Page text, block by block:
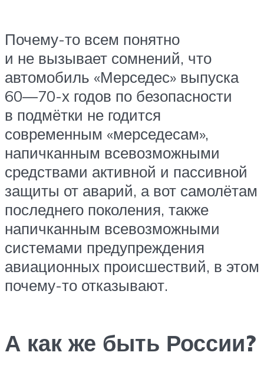
Почему-то всем понятно
и не вызывает сомнений, что
автомобиль «Мерседес» выпуска
60—70-х годов по безопасности
в подмётки не годится
современным «мерседесам»,
напичканным всевозможными
средствами активной и пассивной
защиты от аварий, а вот самолётам
последнего поколения, также
напичканным всевозможными
системами предупреждения
авиационных происшествий, в этом
почему-то отказывают.
А как же быть России?